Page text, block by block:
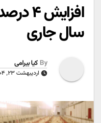
سال جاری
By کیا بیرامی
اردیبهشت ۲۳, ۱۴۰۴